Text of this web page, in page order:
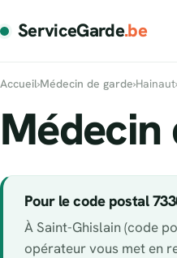
ServiceGarde.be
Accueil›Médecin de garde›Hainaut›
Médecin
Pour le code postal
À Saint-Ghislain (code
opérateur vous met en